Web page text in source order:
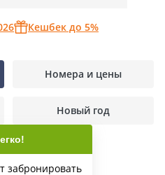
Кешбек до 5%
Номера и цены
Новый год
забронировать